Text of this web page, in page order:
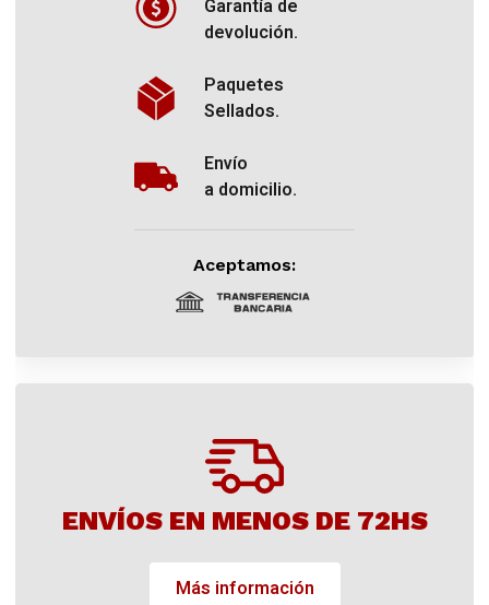
Garantía de
devolución.
Paquetes
Sellados.
Envío
a domicilio.
Aceptamos:
ENVÍOS EN MENOS DE 72HS
Más información